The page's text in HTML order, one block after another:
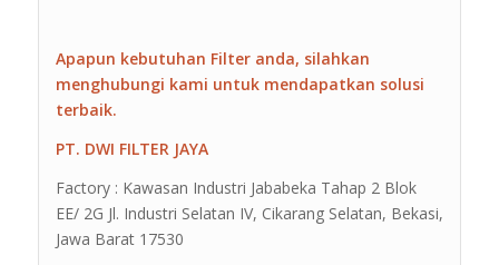
Apapun kebutuhan Filter anda, silahkan
menghubungi kami untuk mendapatkan solusi
terbaik.
PT. DWI FILTER JAYA
Factory : Kawasan Industri Jababeka Tahap 2 Blok
EE/ 2G Jl. Industri Selatan IV, Cikarang Selatan, Bekasi,
Jawa Barat 17530